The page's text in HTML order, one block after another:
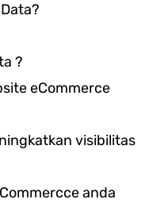
?
eCommerce
visibilitas
anda